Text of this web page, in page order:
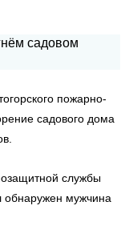
пожарно-
садового дома
службы
мужчина